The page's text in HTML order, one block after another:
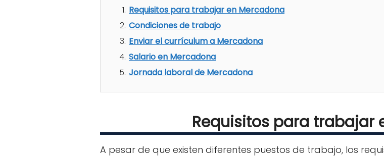
Requisitos para trabajar en Mercadona
Condiciones de trabajo
Enviar el currículum a Mercadona
Salario en Mercadona
Jornada laboral de Mercadona
Requisitos para trabajar
A pesar de que existen diferentes puestos de trabajo, los